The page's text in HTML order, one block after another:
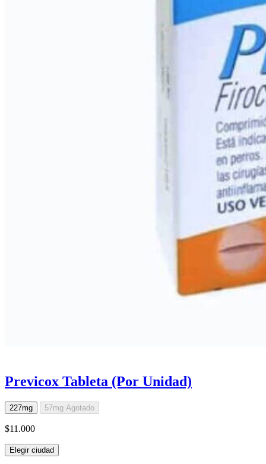
Previcox Tableta (Por Unidad)
227mg 57mg Agotado
$11.000
Elegir ciudad